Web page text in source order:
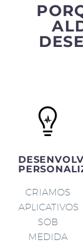
CRIAMOS
APLICATIVOS
SOB
MEDIDA